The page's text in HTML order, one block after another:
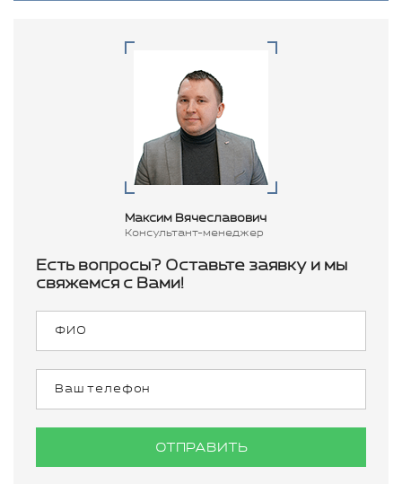
Максим Вячеславович
Консультант-менеджер
Есть вопросы? Оставьте заявку и мы
свяжемся с Вами!
ОТПРАВИТЬ